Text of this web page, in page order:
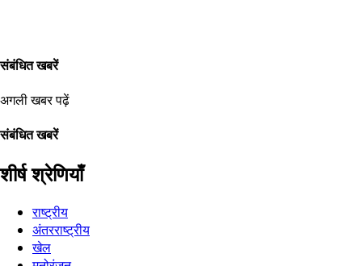
संबंधित खबरें
अगली खबर पढ़ें
संबंधित खबरें
शीर्ष श्रेणियाँ
राष्ट्रीय
अंतरराष्ट्रीय
खेल